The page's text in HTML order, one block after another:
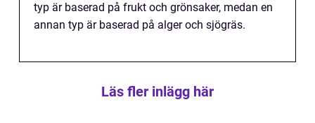
typ är baserad på frukt och grönsaker, medan en
annan typ är baserad på alger och sjögräs.
Läs fler inlägg här